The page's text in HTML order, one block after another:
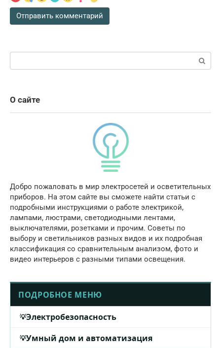
О сайте
Добро пожаловать в мир электросетей и осветительных
приборов. На этом сайте вы сможете найти статьи с
подробными инструкциями о работе электрикой,
лампами, люстрами, светодиодными лентами,
выключателями, розетками и прочим. Советы по
выбору и светильников разных видов и их подробная
классификация со сравнительным анализом, фото и
видео интерьеров с разными типами освещения.
ПОДРОБНОЕ МЕНЮ
Электробезопасность
Умный дом и автоматизация